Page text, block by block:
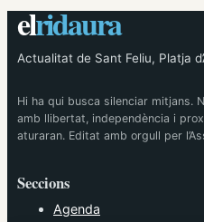
elridaura
Actualitat de Sant Feliu, Platja
Hi ha qui busca silenciar mitjans.
amb llibertat, independència i
aturaran. Editat amb orgull per
Seccions
Agenda